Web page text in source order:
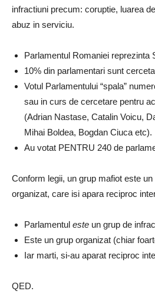
infractiuni precum: coruptie, luarea
abuz in serviciu.
Parlamentul Romaniei reprezinta
10% din parlamentari sunt
Votul Parlamentului “spala”
sau in curs de cercetare pentru
(Adrian Nastase, Catalin Voicu,
Mihai Boldea, Bogdan Ciuca etc).
Au votat PENTRU 240 de
Conform legii, un grup mafiot este
organizat, care isi apara reciproc
Parlamentul este un grup de
Este un grup organizat (chiar
Iar marti, si-au aparat reciproc
QED.